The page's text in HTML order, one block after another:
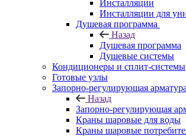
Инсталляции
Инсталляции для
Душевая программа
Назад
Душевая программа
Душевые системы
Кондиционеры и сплит-системы
Готовые узлы
Запорно-регулирующая арматура
Назад
Запорно-регулирующая
Краны шаровые для воды
Краны шаровые